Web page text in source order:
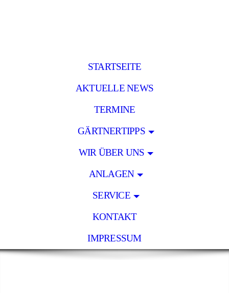
STARTSEITE
AKTUELLE NEWS
TERMINE
GÄRTNERTIPPS
WIR ÜBER UNS
ANLAGEN
SERVICE
KONTAKT
IMPRESSUM